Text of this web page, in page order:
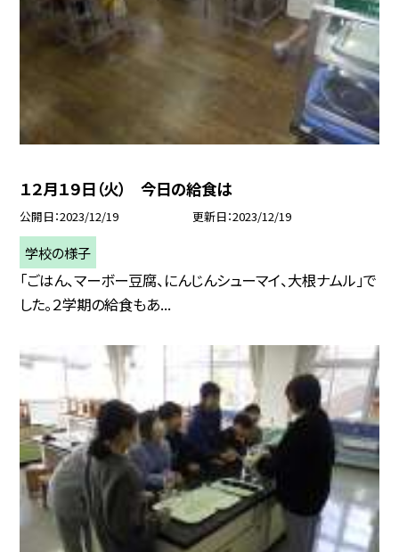
１２月１９日（火） 今日の給食は
公開日 2023/12/19 更新日 2023/12/19
学校の様子
「ごはん、マーボー豆腐、にんじんシューマイ、大根ナムル」で
した。２学期の給食もあ...